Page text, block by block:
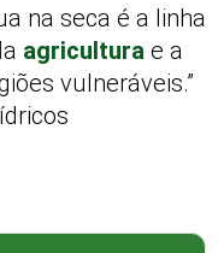
na seca é a linha
agricultura e a
vulneráveis.”